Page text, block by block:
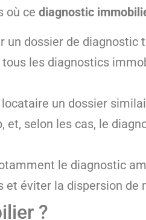
où ce diagnostic
un dossier de diagnostic
les diagnostics
un dossier
selon les cas, le
le diagnostic
éviter la dispersion de
?